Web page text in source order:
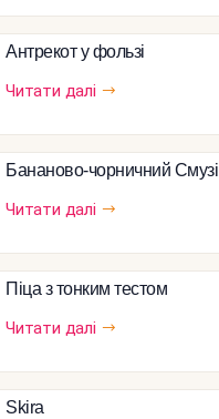
Антрекот у фользі
Читати далі
Бананово-чорничний Смузі
Читати далі
Піца з тонким тестом
Читати далі
Skira